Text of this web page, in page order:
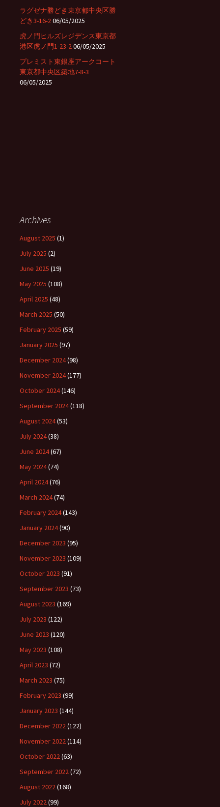
ラグゼナ勝どき東京都中央区勝
どき3-16-206/05/2025
虎ノ門ヒルズレジデンス東京都
港区虎ノ門1-23-206/05/2025
プレミスト東銀座アークコート
東京都中央区築地7-8-3
06/05/2025
Archives
August 2025 (1)
July 2025 (2)
June 2025 (19)
May 2025 (108)
April 2025 (48)
March 2025 (50)
February 2025 (59)
January 2025 (97)
December 2024(98)
November 2024(177)
October 2024(146)
September 2024(118)
August 2024(53)
July 2024(38)
June 2024(67)
May 2024(74)
April 2024(76)
March 2024(74)
February 2024(143)
January 2024(90)
December 2023 (95)
November 2023 (109)
October 2023 (91)
September 2023 (73)
August 2023 (169)
July 2023 (122)
June 2023 (120)
May 2023 (108)
April 2023 (72)
March 2023 (75)
February 2023 (99)
January 2023 (144)
December 2022(122)
November 2022(114)
October 2022(63)
September 2022(72)
August 2022(168)
July 2022(99)